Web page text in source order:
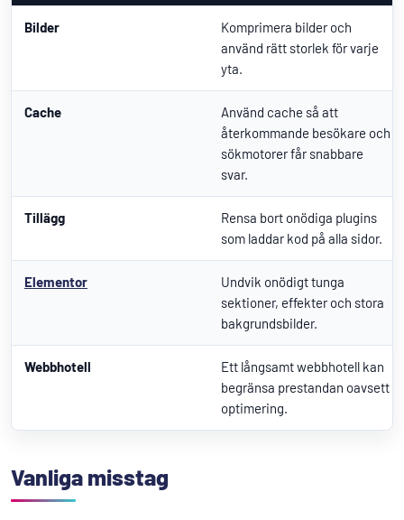
Bilder
Komprimera bilder och
använd rätt storlek för varje
yta.
Cache
Använd cache så att
återkommande besökare och
sökmotorer får snabbare
svar.
Tillägg
Rensa bort onödiga plugins
som laddar kod på alla sidor.
Elementor
Undvik onödigt tunga
sektioner, effekter och stora
bakgrundsbilder.
Webbhotell
Ett långsamt webbhotell kan
begränsa prestandan oavsett
optimering.
Vanliga misstag